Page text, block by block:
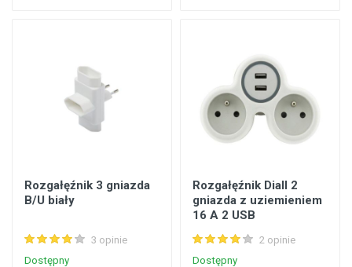
Rozgałęźnik 3 gniazda
B/U biały
3 opinie
Dostępny
Rozgałęźnik Diall 2
gniazda z uziemieniem
16 A 2 USB
2 opinie
Dostępny